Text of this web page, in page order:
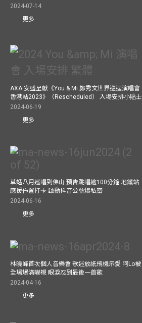
2024-07-14
更多
AXA 安盛呈獻《You & Mi 鄭秀文世界巡迴演唱會
香港站2023》（Rescheduled） 入場安排小貼士
2024-06-19
更多
草蜢八月巡唱到佛山 預告跳唱逾100分鐘 地鐵站
應援佈置打卡 啟動抖音公號爆私密
2024-06-16
更多
林曉峰首次個人音樂會 歌迷放紙飛機示愛 阿Lo被
全場爆滿嚇襯 眼淚忍到最後一首歌
2024-04-16
更多